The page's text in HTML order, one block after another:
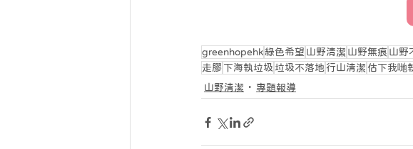
greenhopehk綠色希望 山野清潔 山野無痕 山野
走膠 下海執垃圾 垃圾不落地 行山清潔 估下我哋
山野清潔
專題報導